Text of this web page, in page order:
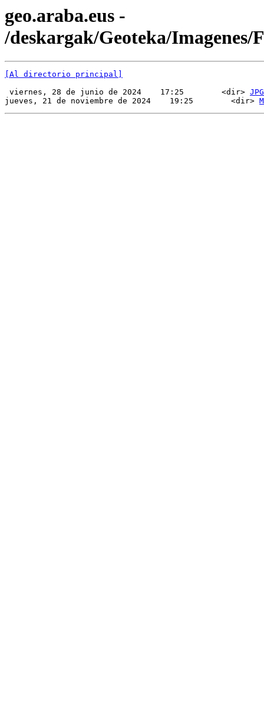
geo.araba.eus -
/deskargak/Geoteka/Imagenes/
[Al directorio principal]
viernes, 28 de junio de 2024    17:25        <dir> JPG
jueves, 21 de noviembre de 2024    19:25        <dir>